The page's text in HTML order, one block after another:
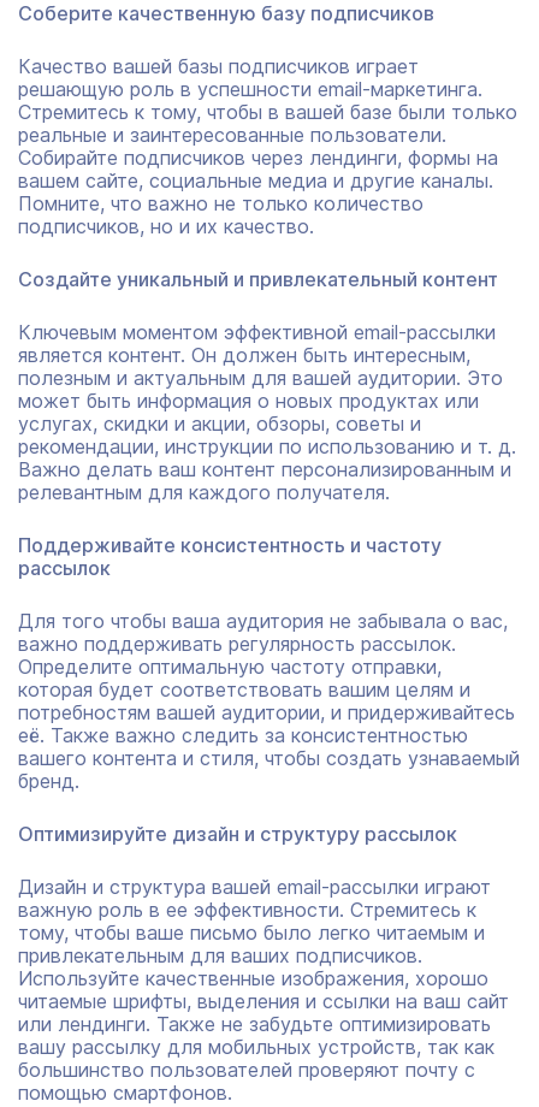
Соберите качественную базу подписчиков
Качество вашей базы подписчиков играет
решающую роль в успешности email-маркетинга.
Стремитесь к тому, чтобы в вашей базе были только
реальные и заинтересованные пользователи.
Собирайте подписчиков через лендинги, формы на
вашем сайте, социальные медиа и другие каналы.
Помните, что важно не только количество
подписчиков, но и их качество.
Создайте уникальный и привлекательный контент
Ключевым моментом эффективной email-рассылки
является контент. Он должен быть интересным,
полезным и актуальным для вашей аудитории. Это
может быть информация о новых продуктах или
услугах, скидки и акции, обзоры, советы и
рекомендации, инструкции по использованию и т. д.
Важно делать ваш контент персонализированным и
релевантным для каждого получателя.
Поддерживайте консистентность и частоту
рассылок
Для того чтобы ваша аудитория не забывала о вас,
важно поддерживать регулярность рассылок.
Определите оптимальную частоту отправки,
которая будет соответствовать вашим целям и
потребностям вашей аудитории, и придерживайтесь
её. Также важно следить за консистентностью
вашего контента и стиля, чтобы создать узнаваемый
бренд.
Оптимизируйте дизайн и структуру рассылок
Дизайн и структура вашей email-рассылки играют
важную роль в ее эффективности. Стремитесь к
тому, чтобы ваше письмо было легко читаемым и
привлекательным для ваших подписчиков.
Используйте качественные изображения, хорошо
читаемые шрифты, выделения и ссылки на ваш сайт
или лендинги. Также не забудьте оптимизировать
вашу рассылку для мобильных устройств, так как
большинство пользователей проверяют почту с
помощью смартфонов.